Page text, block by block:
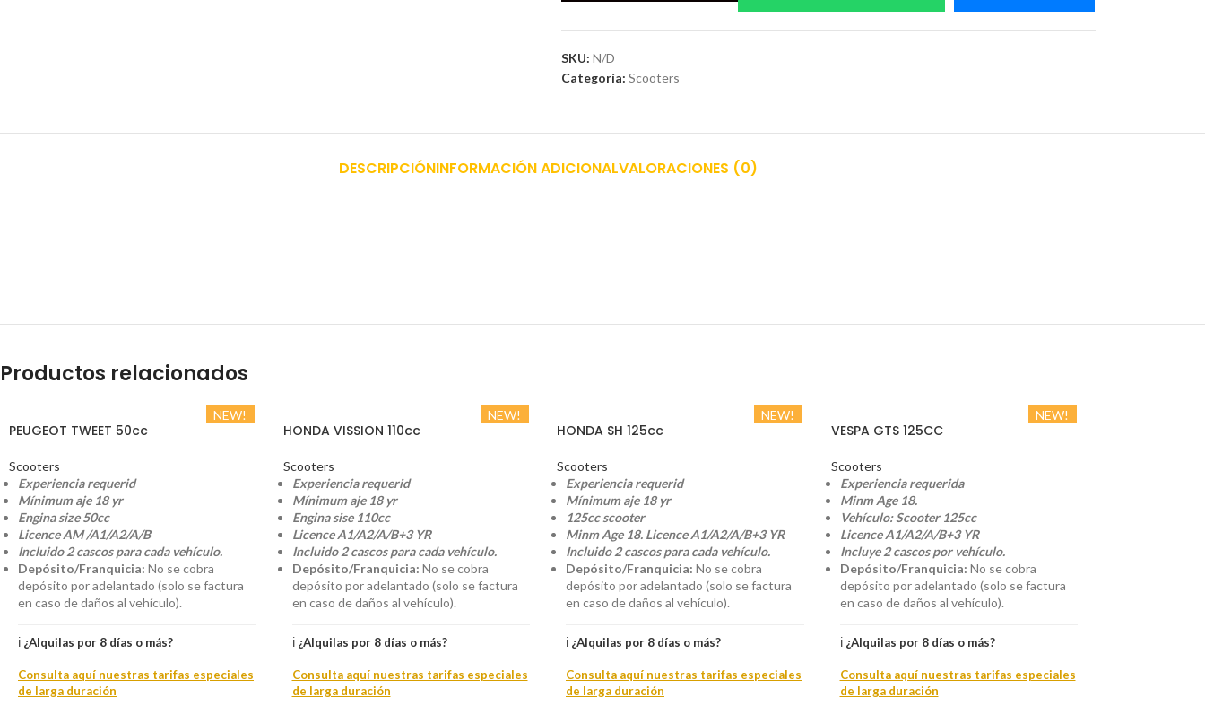
SKU: N/D
Categoría: Scooters
DESCRIPCIÓNINFORMACIÓN ADICIONALVALORACIONES (0)
Productos relacionados
NEW!
PEUGEOT TWEET 50cc
Scooters
Experiencia requerid
Mínimum aje 18 yr
Engina size 50cc
Licence AM /A1/A2/A/B
Incluido 2 cascos para cada vehículo.
Depósito/Franquicia: No se cobra
depósito por adelantado (solo se factura
en caso de daños al vehículo).
ℹ️ ¿Alquilas por 8 días o más?
Consulta aquí nuestras tarifas especiales
de larga duración
NEW!
HONDA VISSION 110cc
Scooters
Experiencia requerid
Mínimum aje 18 yr
Engina sise 110cc
Licence A1/A2/A/B+3 YR
Incluido 2 cascos para cada vehículo.
Depósito/Franquicia: No se cobra
depósito por adelantado (solo se factura
en caso de daños al vehículo).
ℹ️ ¿Alquilas por 8 días o más?
Consulta aquí nuestras tarifas especiales
de larga duración
NEW!
HONDA SH 125cc
Scooters
Experiencia requerid
Mínimum aje 18 yr
125cc scooter
Minm Age 18. Licence A1/A2/A/B+3 YR
Incluido 2 cascos para cada vehículo.
Depósito/Franquicia: No se cobra
depósito por adelantado (solo se factura
en caso de daños al vehículo).
ℹ️ ¿Alquilas por 8 días o más?
Consulta aquí nuestras tarifas especiales
de larga duración
NEW!
VESPA GTS 125CC
Scooters
Experiencia requerida
Minm Age 18.
Vehículo: Scooter 125cc
Licence A1/A2/A/B+3 YR
Incluye 2 cascos por vehículo.
Depósito/Franquicia: No se cobra
depósito por adelantado (solo se factura
en caso de daños al vehículo).
ℹ️ ¿Alquilas por 8 días o más?
Consulta aquí nuestras tarifas especiales
de larga duración